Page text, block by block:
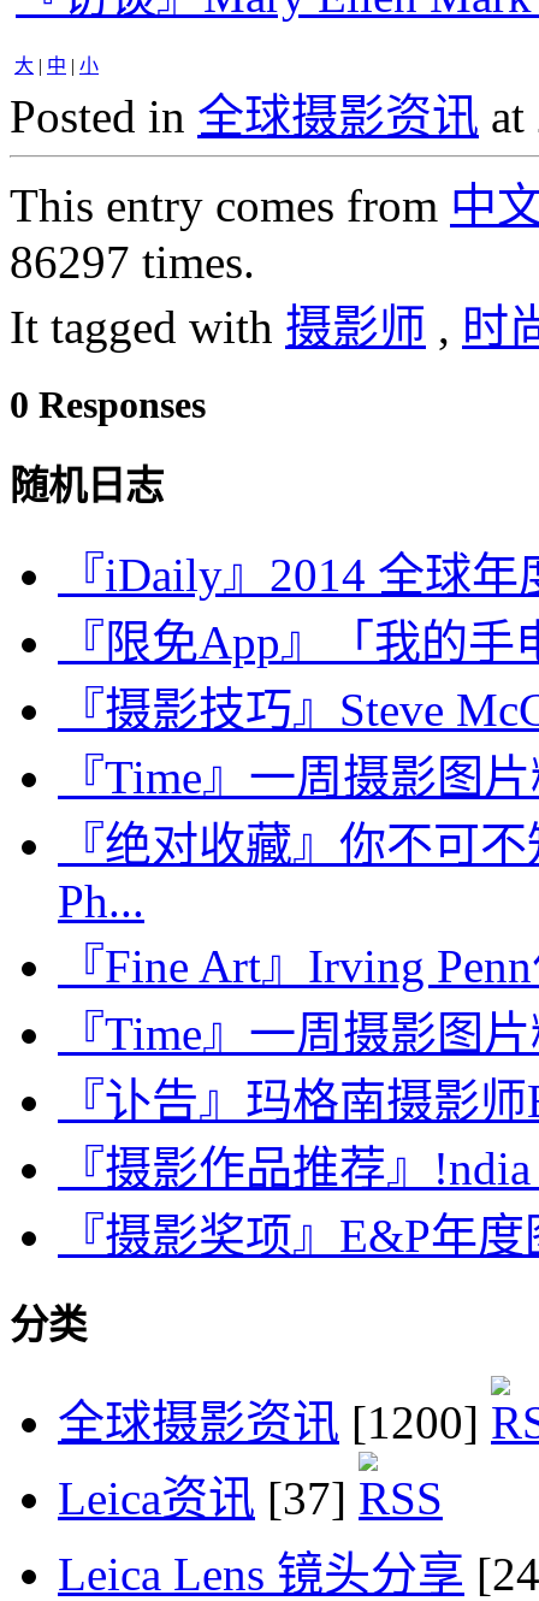
大 | 中 | 小
Posted in 全球摄影资讯 at
This entry comes from 中
86297 times.
It tagged with 摄影师 , 时
0 Responses
随机日志
『iDaily』2014 全球
『限免App』「我的手
『摄影技巧』Steve
『Time』一周摄影图
『绝对收藏』你不可
Ph...
『Fine Art』Irving
『Time』一周摄影图
『讣告』玛格南摄影
『摄影作品推荐』
『摄影奖项』E&P年
分类
全球摄影资讯 [1200]
Leica资讯 [37]
Leica Lens 镜头分享